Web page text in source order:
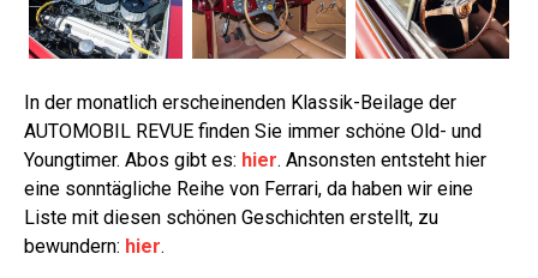
In der monatlich erscheinenden Klassik-Beilage der
AUTOMOBIL REVUE finden Sie immer schöne Old- und
Youngtimer. Abos gibt es: hier. Ansonsten entsteht hier
eine sonntägliche Reihe von Ferrari, da haben wir eine
Liste mit diesen schönen Geschichten erstellt, zu
bewundern: hier.